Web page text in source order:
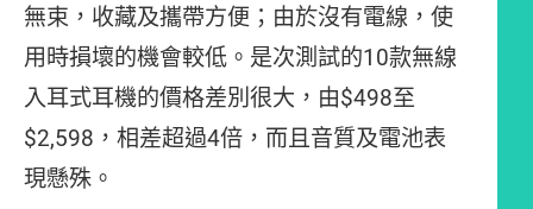
無束，收藏及攜帶方便；由於沒有電線，使
用時損壞的機會較低。是次測試的10款無線
入耳式耳機的價格差別很大，由$498至
$2,598，相差超過4倍，而且音質及電池表
現懸殊。